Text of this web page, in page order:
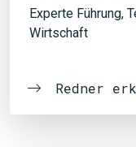
Experte Führung,
Wirtschaft
Redner